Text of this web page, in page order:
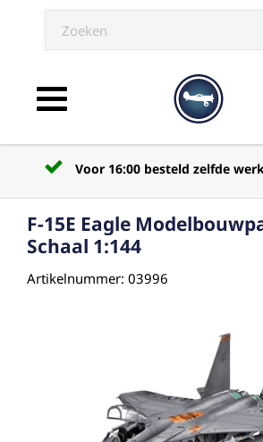
Toggle navigation
zelfde werkdag verstuurd
F-15E Eagle
Schaal 1:144
Artikelnummer: 03996